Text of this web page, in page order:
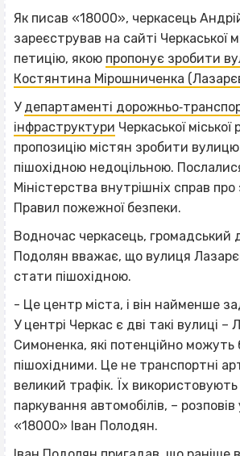
Як писав «18000», черкасець
зареєстрував на сайті Черкаської
петицію, якою пропонує зробити
Костянтина Мірошниченка
У департаменті
інфраструктури Черкаської
пропозицію містян зробити
пішохідною недоцільною.
Міністерства внутрішніх справ
Правил пожежної безпеки.
Водночас черкасець, громадський
Подолян вважає, що вулиця
стати пішохідною.
- Це центр міста, і він найменше
У центрі Черкас є дві такі вулиці –
Симоненка, які потенційно можуть
пішохідними. Це не транспортні
великий трафік. Їх
паркування автомобілів, – розповів
«18000» Іван Полодян.